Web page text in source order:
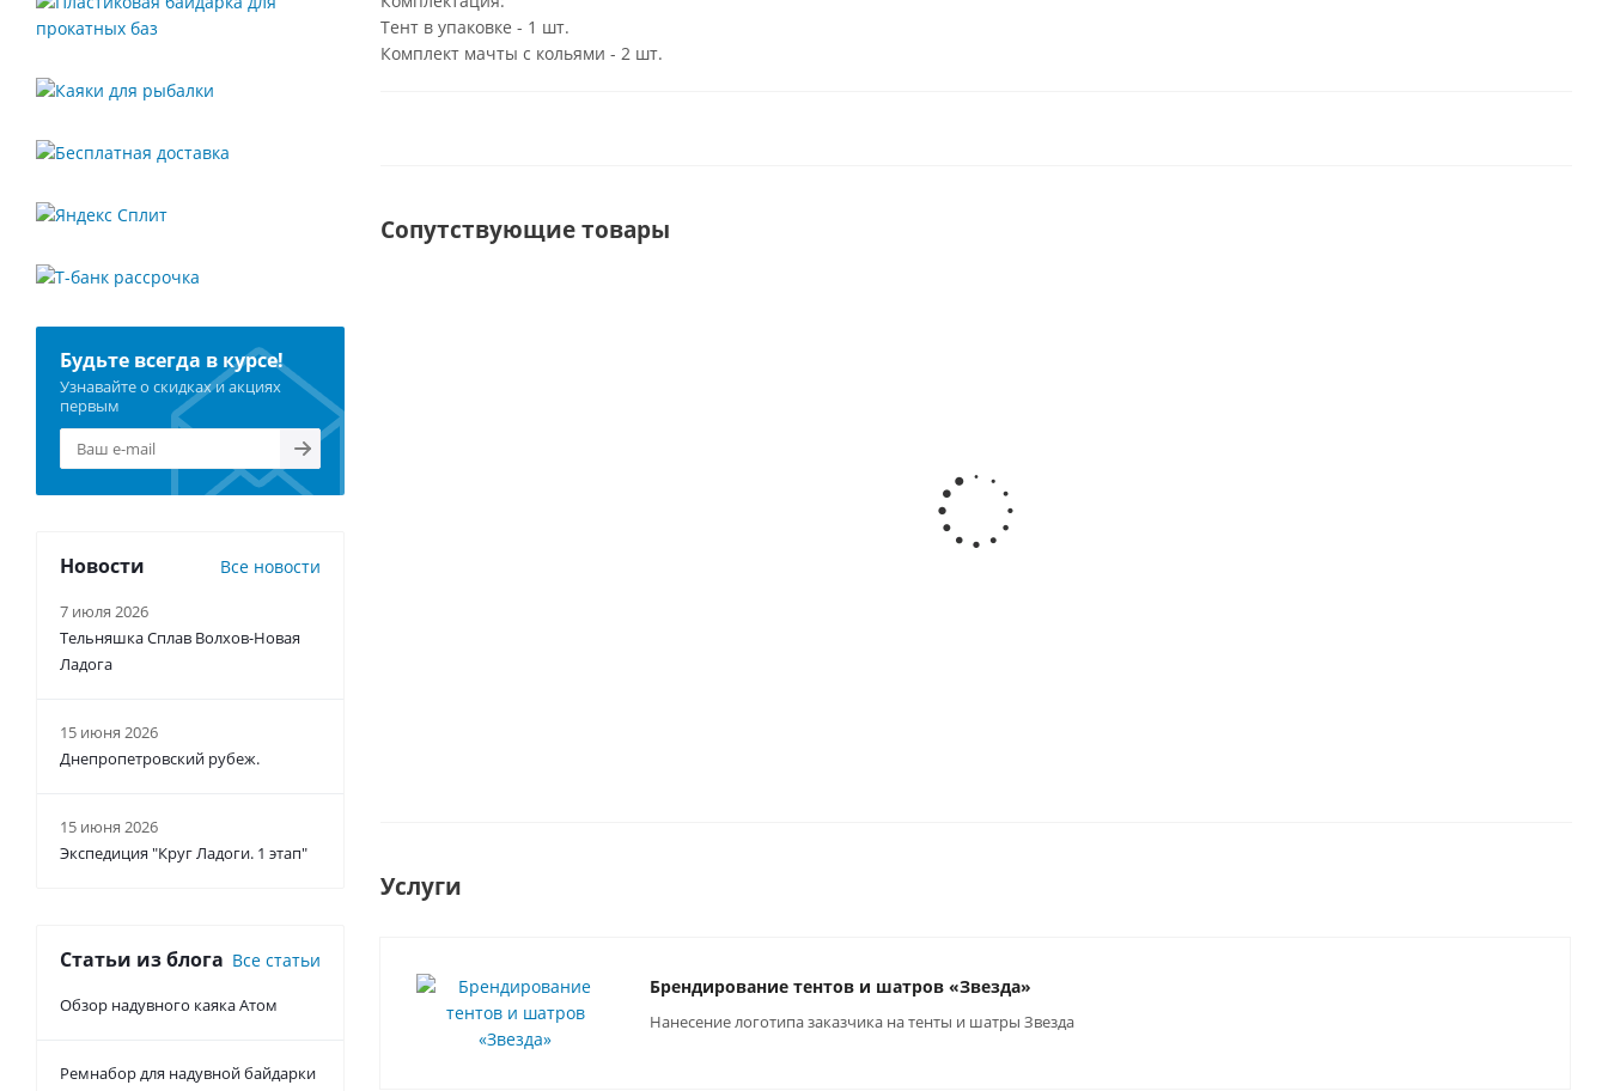
Тент в упаковке - 1 шт.
Комплект мачты с кольями - 2 шт.
Сопутствующие товары
Колено мачты тента Звезда
Услуги
Брендирование тентов и шатров «Звезда»
Нанесение логотипа заказчика на тенты и шатры Звезда
Будьте всегда в курсе!
Узнавайте о скидках и акциях
первым
Новости Все новости
7 июля 2026
Тельняшка Сплав Волхов-Новая
Ладога
15 июня 2026
Днепропетровский рубеж.
15 июня 2026
Экспедиция "Круг Ладоги. 1 этап"
Статьи из блога Все статьи
Обзор надувного каяка Атом
Ремнабор для надувной байдарки